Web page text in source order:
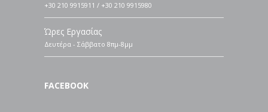
+30 210 9915911 / +30 210 9915980
Ώρες Εργασίας
Δευτέρα - Σάββατο 8πμ-8μμ
FACEBOOK